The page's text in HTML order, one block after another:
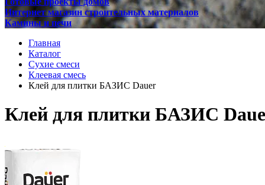
Интернет магазин строительных материалов
Камины и печи
Главная
Каталог
Сухие смеси
Клеевая смесь
Клей для плитки БАЗИС Dauer
Клей для плитки БАЗИС